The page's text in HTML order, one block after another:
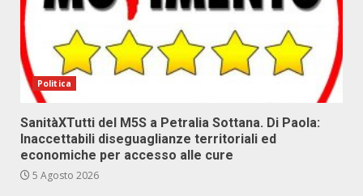
Politica
SanitàXTutti del M5S a Petralia Sottana. Di Paola:
Inaccettabili diseguaglianze territoriali ed
economiche per accesso alle cure
5 Agosto 2026